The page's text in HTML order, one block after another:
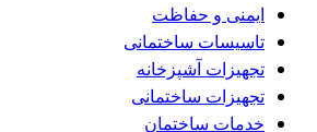
ایمنی و حفاظت
تاسیسات ساختمانی
تجهیزات آشپزخانه
تجهیزات ساختمانی
خدمات ساختمان